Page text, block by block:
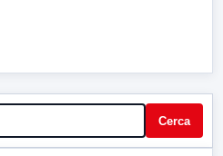
Cerca